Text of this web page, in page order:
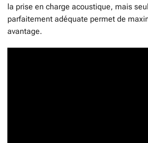
la prise en charge acoustique, mais
parfaitement adéquate permet de
avantage.